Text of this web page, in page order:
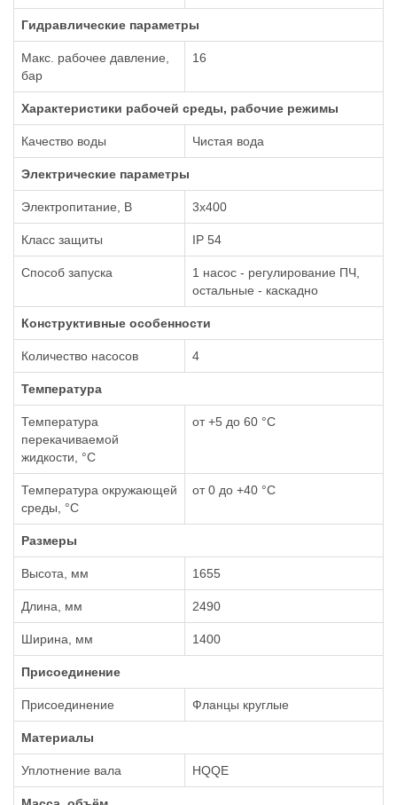
Гидравлические параметры
Макс. рабочее давление,
бар
16
Xарактеристики рабочей среды, рабочие режимы
Качество воды Чистая вода
Электрические параметры
Электропитание, В 3х400
Класс защиты IP 54
Способ запуска
1 насос - регулирование ПЧ,
остальные - каскадно
Конструктивные особенности
Количество насосов 4
Температура
Температура
перекачиваемой
жидкости, °С
от +5 до 60 °С
Температура окружающей
среды, °С
от 0 до +40 °С
Размеры
Высота, мм 1655
Длина, мм 2490
Ширина, мм 1400
Присоединение
Присоединение Фланцы круглые
Материалы
Уплотнение вала HQQE